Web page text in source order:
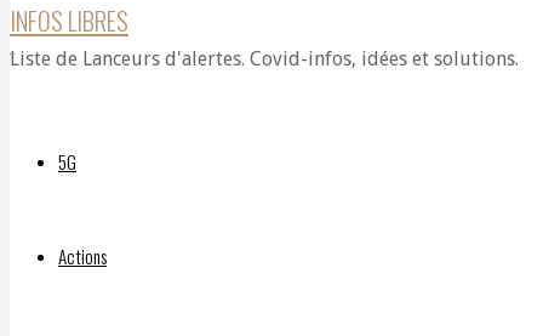
INFOS LIBRES
Liste de Lanceurs d'alertes. Covid-infos, idées et solutions.
5G
Actions